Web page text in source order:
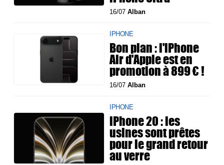
16/07Alban
IPHONE
Bon plan : l'iPhone
Air d'Apple est en
promotion à 899 € !
16/07Alban
IPHONE
iPhone 20 : les
usines sont prêtes
pour le grand retour
au verre